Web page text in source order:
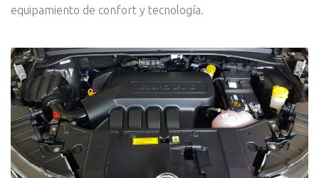
equipamiento de confort y tecnología.